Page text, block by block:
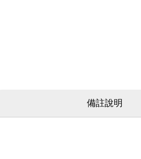
備註說明